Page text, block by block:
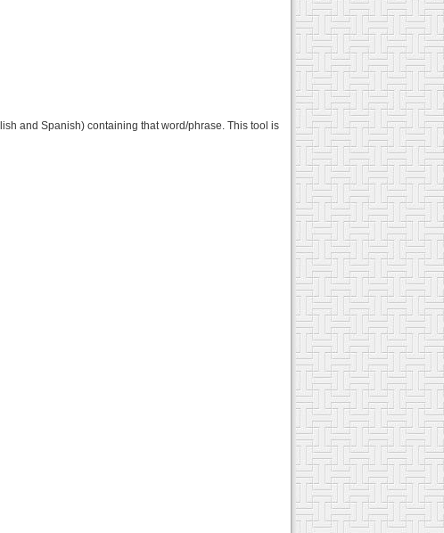
and Spanish) containing that word/phrase. This tool is